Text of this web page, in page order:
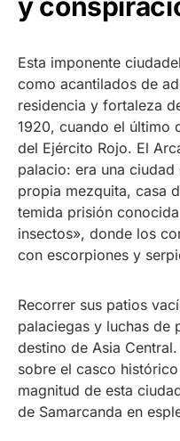
Esta imponente
como acantilados de
residencia y fortaleza
1920, cuando el último
del Ejército Rojo. El
palacio: era una
propia mezquita, casa
temida prisión
insectos», donde los
con escorpiones y
Recorrer sus patios
palaciegas y luchas de
destino de Asia
sobre el casco
magnitud de esta
de Samarcanda en